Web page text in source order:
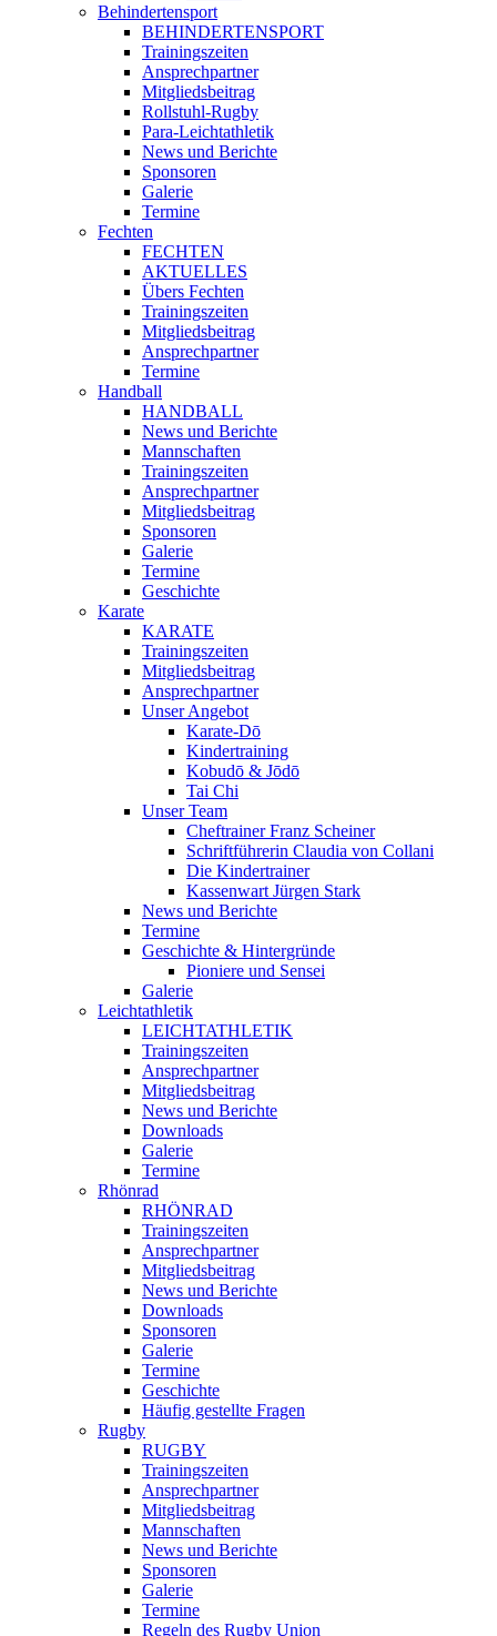
Behindertensport
BEHINDERTENSPORT
Trainingszeiten
Ansprechpartner
Mitgliedsbeitrag
Rollstuhl-Rugby
Para-Leichtathletik
News und Berichte
Sponsoren
Galerie
Termine
Fechten
FECHTEN
AKTUELLES
Übers Fechten
Trainingszeiten
Mitgliedsbeitrag
Ansprechpartner
Termine
Handball
HANDBALL
News und Berichte
Mannschaften
Trainingszeiten
Ansprechpartner
Mitgliedsbeitrag
Sponsoren
Galerie
Termine
Geschichte
Karate
KARATE
Trainingszeiten
Mitgliedsbeitrag
Ansprechpartner
Unser Angebot
Karate-Dō
Kindertraining
Kobudō & Jōdō
Tai Chi
Unser Team
Cheftrainer Franz Scheiner
Schriftführerin Claudia von Collani
Die Kindertrainer
Kassenwart Jürgen Stark
News und Berichte
Termine
Geschichte & Hintergründe
Pioniere und Sensei
Galerie
Leichtathletik
LEICHTATHLETIK
Trainingszeiten
Ansprechpartner
Mitgliedsbeitrag
News und Berichte
Downloads
Galerie
Termine
Rhönrad
RHÖNRAD
Trainingszeiten
Ansprechpartner
Mitgliedsbeitrag
News und Berichte
Downloads
Sponsoren
Galerie
Termine
Geschichte
Häufig gestellte Fragen
Rugby
RUGBY
Trainingszeiten
Ansprechpartner
Mitgliedsbeitrag
Mannschaften
News und Berichte
Sponsoren
Galerie
Termine
Regeln des Rugby Union